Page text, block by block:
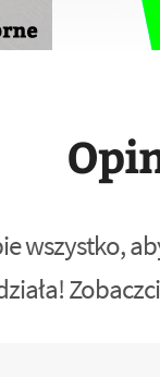
wszystko,